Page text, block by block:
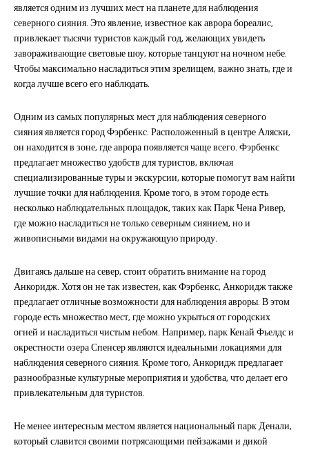
является одним из лучших мест на планете для наблюдения
северного сияния. Это явление, известное как аврора бореалис,
привлекает тысячи туристов каждый год, желающих увидеть
завораживающие световые шоу, которые танцуют на ночном небе.
Чтобы максимально насладиться этим зрелищем, важно знать, где и
когда лучше всего его наблюдать.
Одним из самых популярных мест для наблюдения северного
сияния является город Фэрбенкс. Расположенный в центре Аляски,
он находится в зоне, где аврора появляется чаще всего. Фэрбенкс
предлагает множество удобств для туристов, включая
специализированные туры и экскурсии, которые помогут вам найти
лучшие точки для наблюдения. Кроме того, в этом городе есть
несколько наблюдательных площадок, таких как Парк Чена Ривер,
где можно насладиться не только северным сиянием, но и
живописными видами на окружающую природу.
Двигаясь дальше на север, стоит обратить внимание на город
Анкоридж. Хотя он не так известен, как Фэрбенкс, Анкоридж также
предлагает отличные возможности для наблюдения авроры. В этом
городе есть множество мест, где можно укрыться от городских
огней и насладиться чистым небом. Например, парк Кенай Фьелдс и
окрестности озера Спенсер являются идеальными локациями для
наблюдения северного сияния. Кроме того, Анкоридж предлагает
разнообразные культурные мероприятия и удобства, что делает его
привлекательным для туристов.
Не менее интересным местом является национальный парк Денали,
который славится своими потрясающими пейзажами и дикой